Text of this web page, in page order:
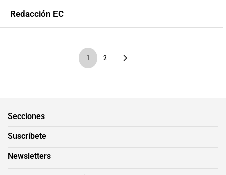
Redacción EC
1 2
Secciones
Suscríbete
Newsletters